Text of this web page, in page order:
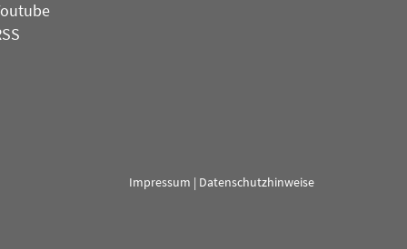
Impressum | Datenschutzhinweise